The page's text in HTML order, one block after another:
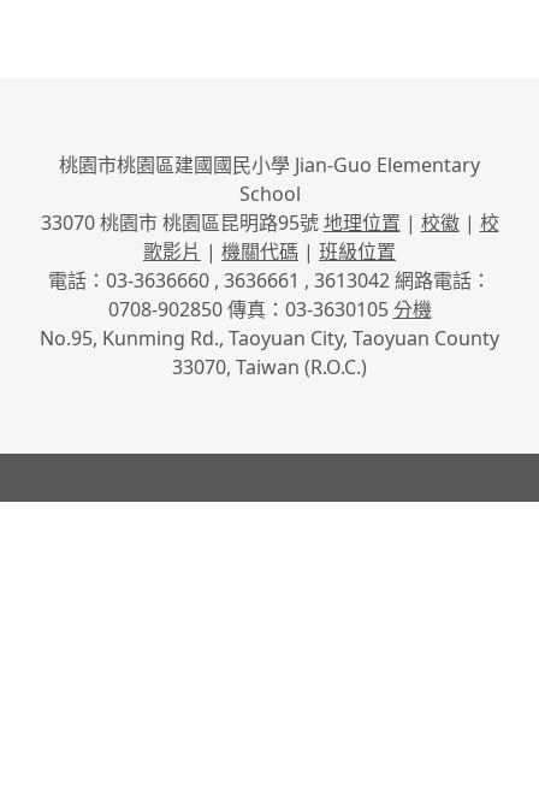
桃園市桃園區建國國民小學 Jian-Guo Elementary
School
33070 桃園市 桃園區昆明路95號地理位置 | 校徽| 校
歌影片 | 機關代碼 | 班級位置
電話：03-3636660 , 3636661 , 3613042 網路電話：
0708-902850 傳真：03-3630105分機
No.95, Kunming Rd., Taoyuan City, Taoyuan County
33070, Taiwan (R.O.C.)